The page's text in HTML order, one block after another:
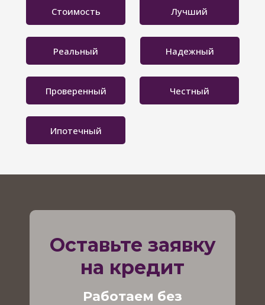
Надежный
Реальный
Ипотечный
Честный
Проверенный
Лучший
Стоимость
Оставьте заявку
на кредит
Работаем без